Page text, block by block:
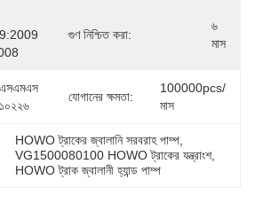
গুণ নিশ্চিত করা:
৬
মাস
এসএমএস
১০২২৬
যোগানের ক্ষমতা:
100000pcs/
মাস
HOWO ট্রাকের জ্বালানি সরবরাহ পাম্প
VG1500080100 HOWO ট্রাকের যন্ত্রাংশ,
HOWO ট্রাক জ্বালানী হ্যান্ড পাম্প